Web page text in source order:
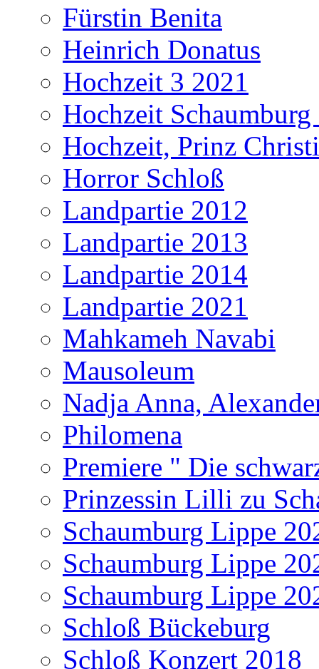
Fürstin Benita
Heinrich Donatus
Hochzeit 3 2021
Hochzeit
Hochzeit, Prinz
Horror Schloß
Landpartie 2012
Landpartie 2013
Landpartie 2014
Landpartie 2021
Mahkameh Navabi
Mausoleum
Nadja Anna,
Philomena
Premiere " Die
Prinzessin Lilli zu
Schaumburg Lippe
Schaumburg Lippe
Schaumburg Lippe
Schloß Bückeburg
Schloß Konzert 2018